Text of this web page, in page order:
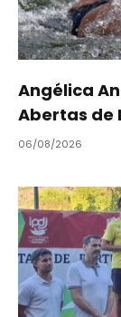
Angélica
Abertas de
06/08/2026